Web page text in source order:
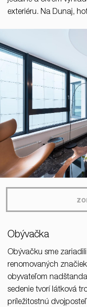
exteriéru. Na Dunaj,
Obývačka
Obývačku sme
renomovaných
obyvateľom
sedenie tvorí látková
príležitostnú